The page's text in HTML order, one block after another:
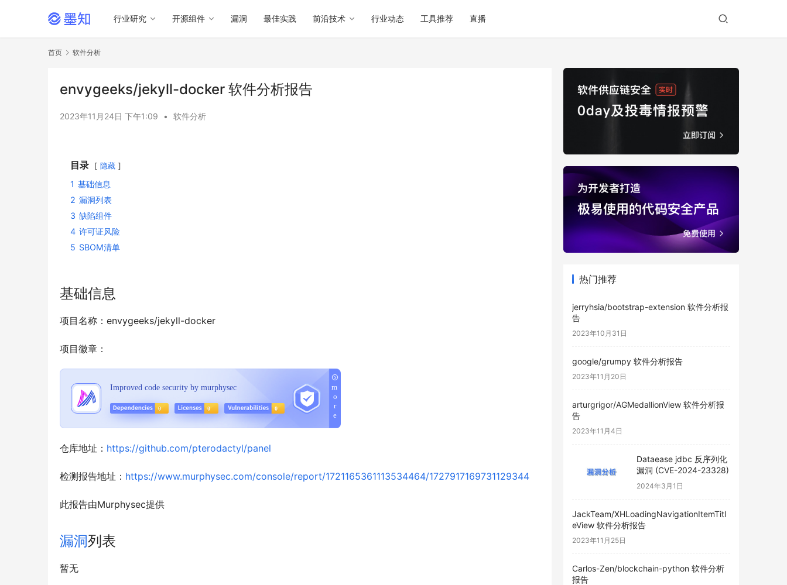
行业研究 开源组件 漏洞 最佳实践 前沿技术 行业动态 工具推荐 直播
首页 软件分析
envygeeks/jekyll-docker 软件分析报告
2023年11月24日 下午1:09 • 软件分析
目录 隐藏
1 基础信息
2 漏洞列表
3 缺陷组件
4 许可证风险
5 SBOM清单
基础信息
项目名称：envygeeks/jekyll-docker
项目徽章：
仓库地址： https://github.com/pterodactyl/panel
检测报告地址： https://www.murphysec.com/console/report/1721165361113534464/1727917169731129344
此报告由Murphysec提供
漏洞列表
暂无
热门推荐
jerryhsia/bootstrap-extension 软件分析报
告
2023年10月31日
google/grumpy 软件分析报告
2023年11月20日
arturgrigor/AGMedallionView 软件分析报
告
2023年11月4日
Dataease jdbc 反序列化
漏洞 (CVE-2024-23328)
2024年3月1日
JackTeam/XHLoadingNavigationItemTitl
eView 软件分析报告
2023年11月25日
Carlos-Zen/blockchain-python 软件分析
报告